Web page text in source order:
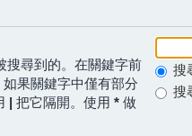
搜尋到的。在關鍵字前
果關鍵字中僅有部分
| 把它隔開。使用 * 做
搜
搜